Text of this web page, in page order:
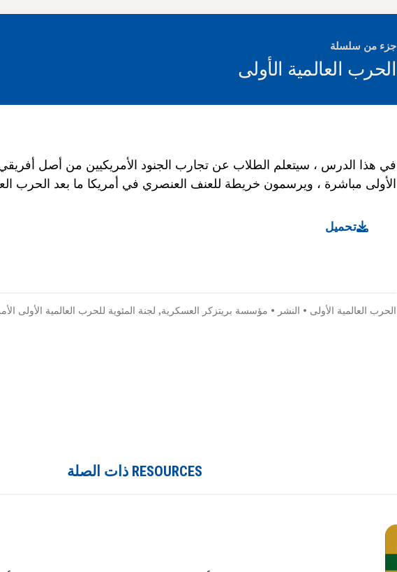
جزء من سلسلة
الحرب العالمية الأولى
في هذا الدرس ، سيتعلم الطلاب عن تجارب الجنود الأمريكيين من أصل أفريقي
الأولى مباشرة ، ويرسمون خريطة للعنف العنصري في أمريكا ما بعد الحرب
تحميل
الحرب العالمية الأولى • النشر • مؤسسة بريتزكر العسكرية, لجنة المئوية للحرب العالمية الأولى
RESOURCES ذات الصلة